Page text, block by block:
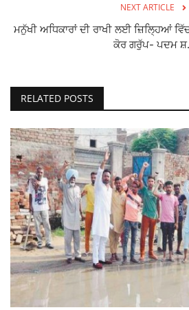
NEXT ARTICLE
ਮਨੁੱਖੀ ਅਧਿਕਾਰਾਂ ਦੀ ਰਾਖੀ ਲਈ ਜ਼ਿਲ੍ਹਿਆਂ
ਕੋਰ ਗਰੁੱਪ- ਪਦਮ
RELATED POSTS